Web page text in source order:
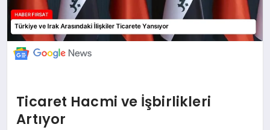
Ticaret Hacmi ve İşbirlikleri
Artıyor